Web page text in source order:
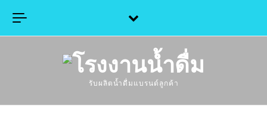
รับผลิตน้ำดื่มแบรนด์ลูกค้า